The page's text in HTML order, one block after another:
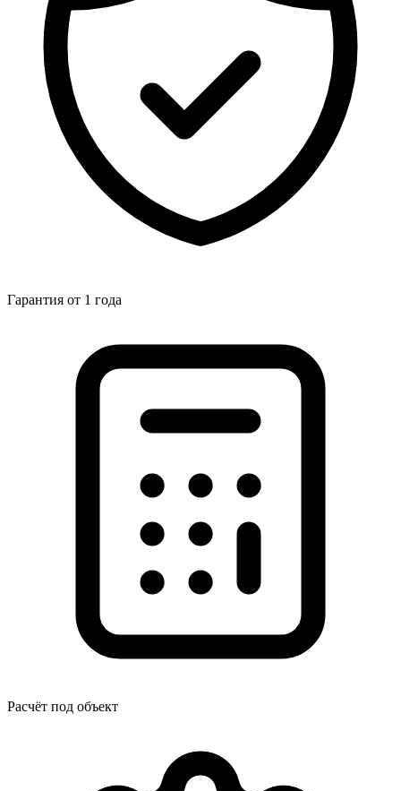
Гарантия от 1 года
Расчёт под объект